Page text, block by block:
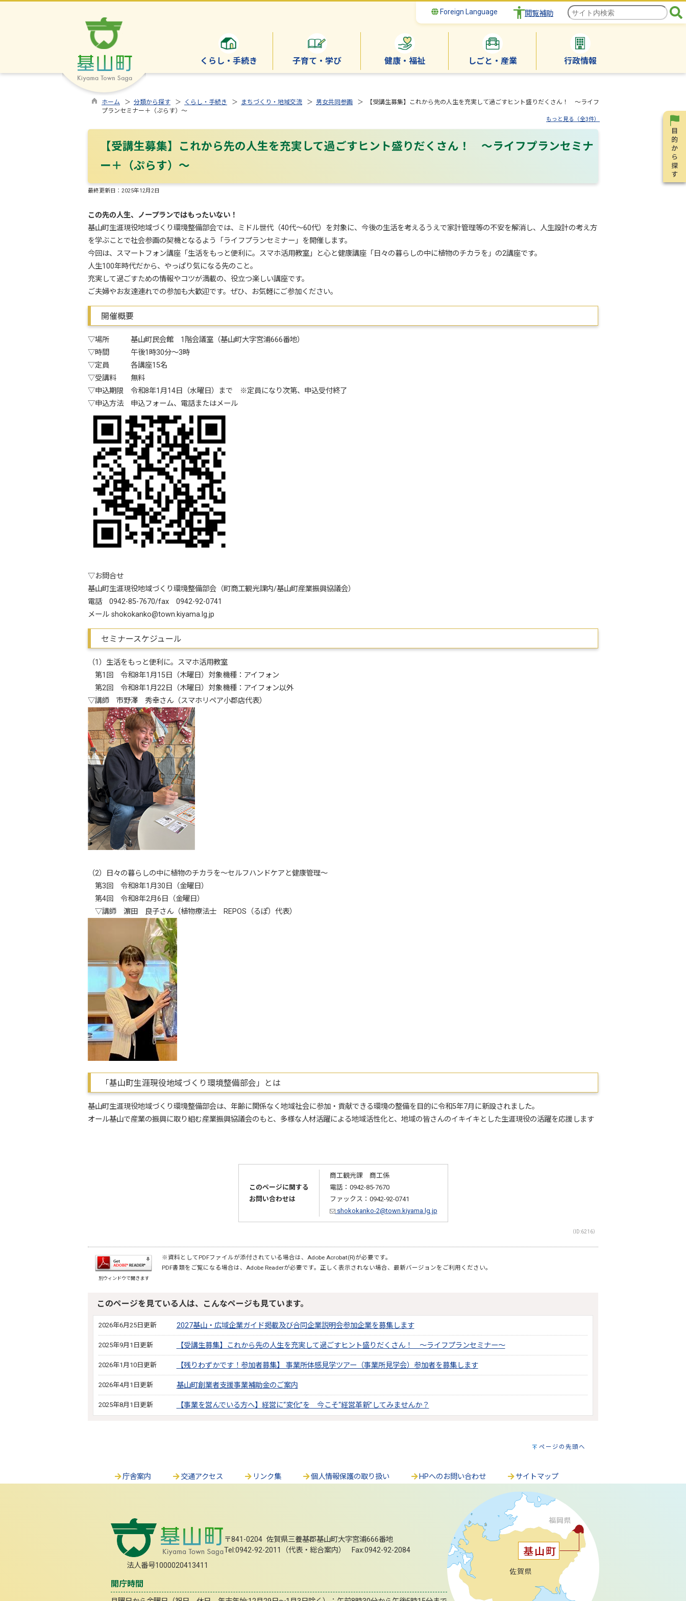
Foreign Language 閲覧補助
くらし・手続き 子育て・学び 健康・福祉 しごと・産業 行政情報
ホーム ＞ 分類から探す ＞ くらし・手続き ＞ まちづくり・地域交流 ＞ 男女共同参画 ＞ 【受講生募集】これから先の人生を充実して過ごすヒント盛りだくさん！ ～ライフ
プランセミナー＋（ぷらす）～
もっと見る（全3件）
【受講生募集】これから先の人生を充実して過ごすヒント盛りだくさん！ ～ライフプランセミナ
ー＋（ぷらす）～
最終更新日： 2025年12月2日
この先の人生、ノープランではもったいない！
基山町生涯現役地域づくり環境整備部会では、ミドル世代（40代～60代）を対象に、今後の生活を考えるうえで家計管理等の不安を解消し、人生設計の考え方
を学ぶことで社会参画の契機となるよう「ライフプランセミナー」を開催します。
今回は、スマートフォン講座「生活をもっと便利に。スマホ活用教室」と心と健康講座「日々の暮らしの中に植物のチカラを」の2講座です。
人生100年時代だから、やっぱり気になる先のこと。
充実して過ごすための情報やコツが満載の、役立つ楽しい講座です。
ご夫婦やお友達連れでの参加も大歓迎です。ぜひ、お気軽にご参加ください。
開催概要
▽場所 基山町民会館 1階会議室（基山町大字宮浦666番地）
▽時間 午後1時30分～3時
▽定員 各講座15名
▽受講料 無料
▽申込期限 令和8年1月14日（水曜日）まで ※定員になり次第、申込受付終了
▽申込方法 申込フォーム、電話またはメール
▽お問合せ
基山町生涯現役地域づくり環境整備部会（町商工観光課内/基山町産業振興協議会）
電話 0942-85-7670/fax 0942-92-0741
メール shokokanko@town.kiyama.lg.jp
セミナースケジュール
（1）生活をもっと便利に。スマホ活用教室
第1回 令和8年1月15日（木曜日）対象機種：アイフォン
第2回 令和8年1月22日（木曜日）対象機種：アイフォン以外
▽講師 市野澤 秀幸さん（スマホリペア小郡店代表）
（2）日々の暮らしの中に植物のチカラを～セルフハンドケアと健康管理～
第3回 令和8年1月30日（金曜日）
第4回 令和8年2月6日（金曜日）
▽講師 濵田 良子さん（植物療法士 REPOS（るぽ）代表）
「基山町生涯現役地域づくり環境整備部会」とは
基山町生涯現役地域づくり環境整備部会は、年齢に関係なく地域社会に参加・貢献できる環境の整備を目的に令和5年7月に新設されました。
オール基山で産業の振興に取り組む産業振興協議会のもと、多様な人材活躍による地域活性化と、地域の皆さんのイキイキとした生涯現役の活躍を応援します
このページに関する
お問い合わせは
商工観光課 商工係
電話：0942-85-7670
ファックス：0942-92-0741
shokokanko-2@town.kiyama.lg.jp
（ID:6216）
別ウィンドウで開きます
※資料としてPDFファイルが添付されている場合は、Adobe Acrobat(R)が必要です。
PDF書類をご覧になる場合は、Adobe Readerが必要です。正しく表示されない場合、最新バージョンをご利用ください。
このページを見ている人は、こんなページも見ています。
2026年6月25日更新 2027基山・広域企業ガイド掲載及び合同企業説明会参加企業を募集します
2025年9月1日更新 【受講生募集】これから先の人生を充実して過ごすヒント盛りだくさん！ ～ライフプランセミナー～
2026年1月10日更新 【残りわずかです！参加者募集】 事業所体感見学ツアー（事業所見学会）参加者を募集します
2026年4月1日更新 基山町創業者支援事業補助金のご案内
2025年8月1日更新 【事業を営んでいる方へ】経営に“変化”を 今こそ“経営革新”してみませんか？
ページの先頭へ
庁舎案内 交通アクセス リンク集 個人情報保護の取り扱い HPへのお問い合わせ サイトマップ
法人番号1000020413411
〒841-0204 佐賀県三養基郡基山町大字宮浦666番地
Tel:0942-92-2011（代表・総合案内） Fax:0942-92-2084
開庁時間